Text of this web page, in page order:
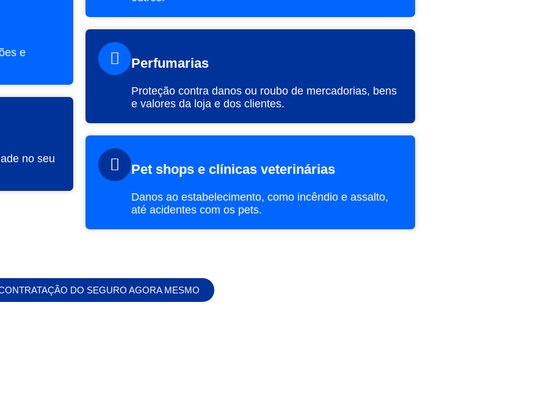
e
no seu
Perfumarias
Proteção contra danos ou roubo de mercadorias, bens
e valores da loja e dos clientes.
Pet shops e clínicas veterinárias
Danos ao estabelecimento, como incêndio e assalto,
até acidentes com os pets.
DO SEGURO AGORA MESMO